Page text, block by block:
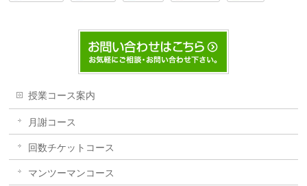
授業コース案内
月謝コース
回数チケットコース
マンツーマンコース